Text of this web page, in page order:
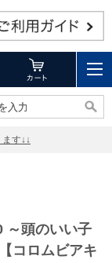
入力
入力
す↓↓
～頭のいい子
コロムビアキ